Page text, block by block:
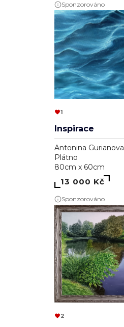
Sponzorováno
1
Inspirace
Antonina Gurianova
Plátno
80cm x 60cm
13 000 Kč
Sponzorováno
2